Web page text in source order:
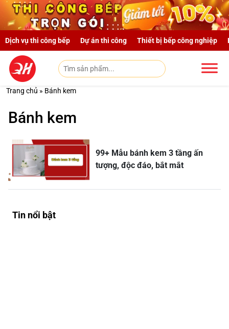
Skip to main content
Dịch vụ thi công bếp Dự án thi công Thiết bị bếp công nghiệp
Trang chủ » Bánh kem
Bánh kem
99+ Mẫu bánh kem 3 tầng ấn
tượng, độc đáo, bắt mắt
Tin nổi bật